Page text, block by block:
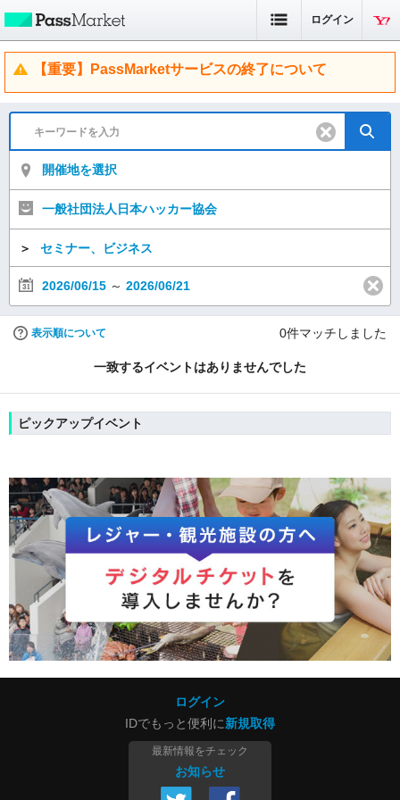
ログイン
【重要】PassMarketサービスの終了について
開催地を選択
一般社団法人日本ハッカー協会
＞ セミナー、ビジネス
2026/06/15 ～ 2026/06/21
表示順について 0件マッチしました
一致するイベントはありませんでした
ピックアップイベント
ログイン
IDでもっと便利に新規取得
最新情報をチェック
お知らせ